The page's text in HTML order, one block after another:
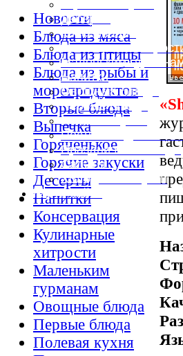
Десерты
Консервация
Кулинарные
Маленьким
Напитки
Овощные блюда
Первые блюда
Полевая кухня
Постные и
Праздничные блюда
Салаты
Холодные закуски
Карта сайта
Новости
Блюда из мяса
Блюда из птицы
Блюда из рыбы и
морепродуктов
Вторые блюда
Выпечка
Горяченькое
Горячие закуски
Десерты
Напитки
Консервация
Кулинарные
хитрости
Маленьким
гурманам
Овощные блюда
Первые блюда
Полевая кухня